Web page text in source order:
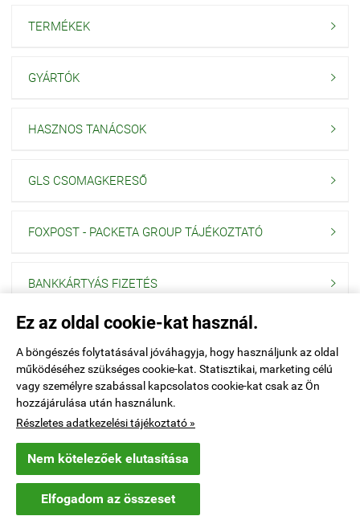
Ez az oldal cookie-kat használ.
A böngészés folytatásával jóváhagyja, hogy használjunk az oldal
működéséhez szükséges cookie-kat. Statisztikai, marketing célú
vagy személyre szabással kapcsolatos cookie-kat csak az Ön
hozzájárulása után használunk.
Részletes adatkezelési tájékoztató »
Nem kötelezőek elutasítása
Elfogadom az összeset
TERMÉKEK 
GYÁRTÓK 
HASZNOS TANÁCSOK 
GLS CSOMAGKERESŐ 
FOXPOST - PACKETA GROUP TÁJÉKOZTATÓ 
BANKKÁRTYÁS FIZETÉS 
Navigáció
Saját fiók
Elérhetőségek
Webáruház készítés